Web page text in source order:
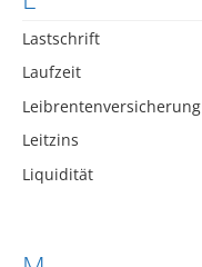
Lastschrift
Laufzeit
Leibrentenversicherung
Leitzins
Liquidität